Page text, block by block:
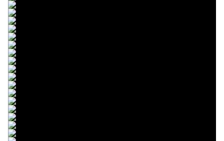
© R.Lekl
© R.Lekl
© R.Lekl
© R.Lekl
© R.Lekl
© R.Lekl
© R.Lekl
© R.Lekl
© R.Lekl
© R.Lekl
© R.Lekl
© R.Lekl
© R.Lekl
© R.Lekl
© R.Lekl
© R.Lekl
© R.Lekl